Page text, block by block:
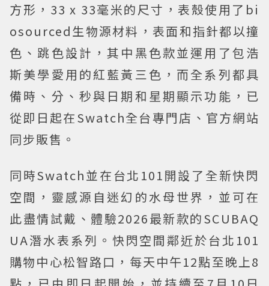
方形，33 x 33毫米的尺寸，表殼使用了bi
osourced生物源材料，表面和指針都以撞
色、跳色設計，其中黑色款並運用了包浩
斯美學愛用的紅藍黃三色，而全系列都具
備時、分、秒與日期和星期顯示功能，已
從即日起在Swatch全台專門店、官方網站
同步販售。
同時Swatch並在台北101開設了全新快閃
空間，靈感源自迷幻的水母世界，並可在
此盡情試戴、體驗2026最新款的SCUBAQ
UA潛水表系列。快閃空間鄰近於台北101
購物中心松智路口，每天中午12點至晚上8